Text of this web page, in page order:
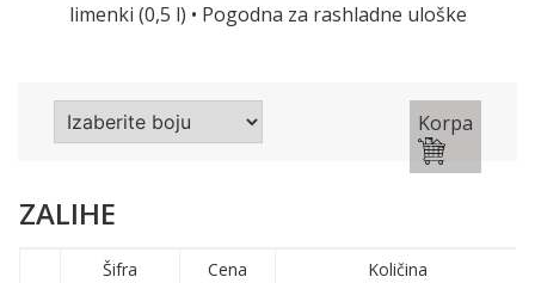
limenki (0,5 l) • Pogodna za rashladne uloške
Korpa
ZALIHE
Šifra Cena
Količina